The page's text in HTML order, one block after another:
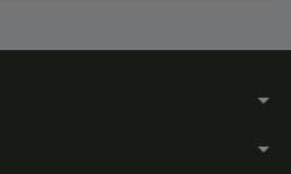
arrow_drop_down
arrow_drop_down